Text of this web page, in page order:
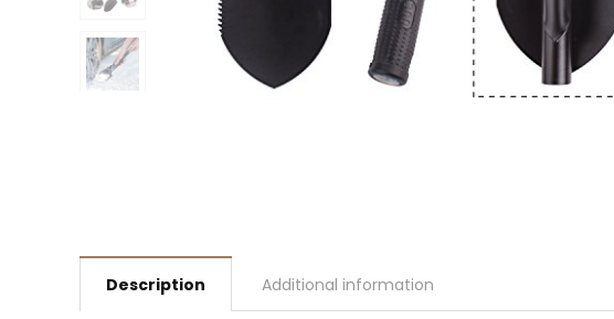
Description Additional information